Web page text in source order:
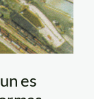
es